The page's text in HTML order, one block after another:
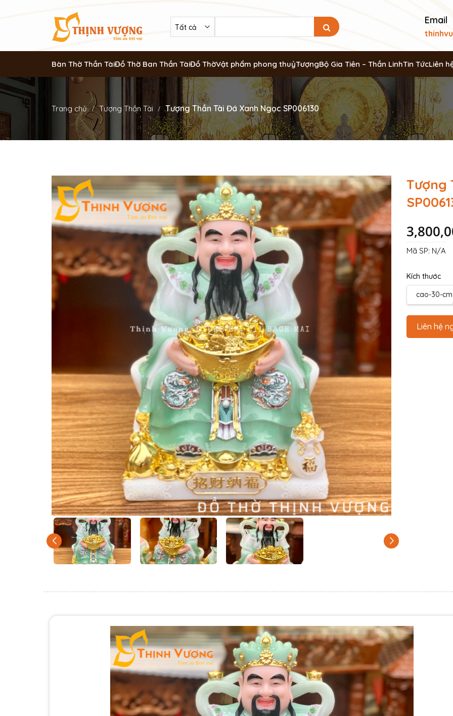
Email
Bàn Thờ Thần TàiĐồ Thờ Ban Thần TàiĐồ ThờVật phẩm phong thuỷTượngBộ Gia Tiên – Thần LinhTin TứcLiên
Trang chủ Tượng Thần Tài Tượng Thần Tài Đá Xanh Ngọc SP006130
Tượng
Kích thước
cao-30-cm
Liên hệ
Mã SP: N/A